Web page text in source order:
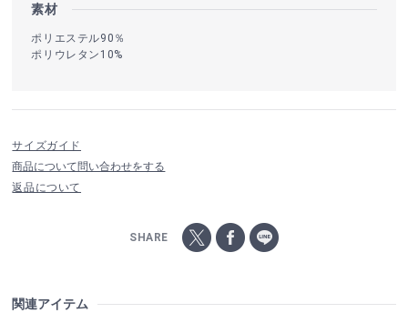
素材
ポリエステル90％
ポリウレタン10%
サイズガイド
商品について問い合わせをする
返品について
SHARE
関連アイテム